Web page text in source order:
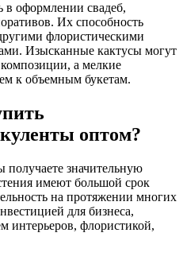
оформлении свадеб,
Их способность
флористическими
Изысканные кактусы могут
а мелкие
к объемным букетам.
оптом?
значительную
имеют большой срок
на протяжении многих
для бизнеса,
интерьеров, флористикой,